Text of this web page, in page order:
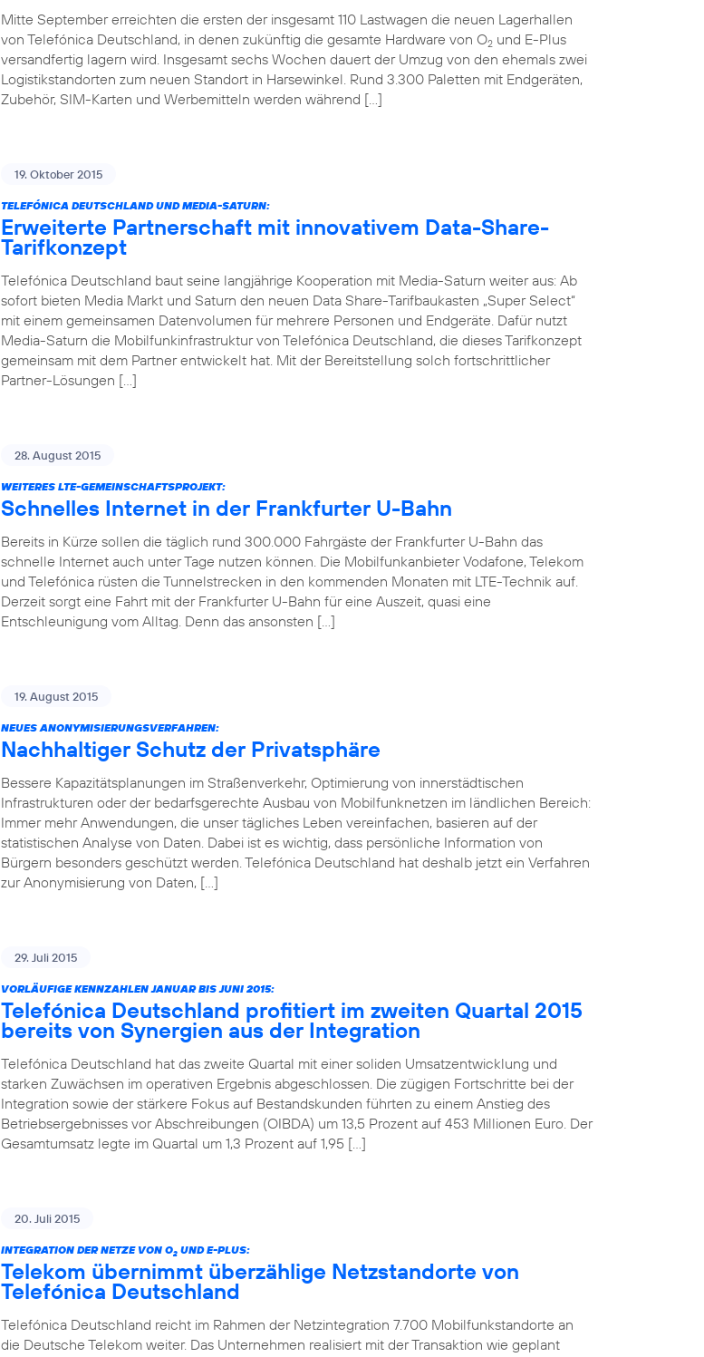
Mitte September erreichten die ersten der insgesamt 110 Lastwagen die neuen Lagerhallen
von Telefónica Deutschland, in denen zukünftig die gesamte Hardware von O2 und E-Plus
versandfertig lagern wird. Insgesamt sechs Wochen dauert der Umzug von den ehemals zwei
Logistikstandorten zum neuen Standort in Harsewinkel. Rund 3.300 Paletten mit Endgeräten,
Zubehör, SIM-Karten und Werbemitteln werden während […]
19. Oktober 2015
TELEFÓNICA DEUTSCHLAND UND MEDIA-SATURN:
Erweiterte Partnerschaft mit innovativem Data-Share-
Tarifkonzept
Telefónica Deutschland baut seine langjährige Kooperation mit Media-Saturn weiter aus: Ab
sofort bieten Media Markt und Saturn den neuen Data Share-Tarifbaukasten „Super Select“
mit einem gemeinsamen Datenvolumen für mehrere Personen und Endgeräte. Dafür nutzt
Media-Saturn die Mobilfunkinfrastruktur von Telefónica Deutschland, die dieses Tarifkonzept
gemeinsam mit dem Partner entwickelt hat. Mit der Bereitstellung solch fortschrittlicher
Partner-Lösungen […]
28. August 2015
WEITERES LTE-GEMEINSCHAFTSPROJEKT:
Schnelles Internet in der Frankfurter U-Bahn
Bereits in Kürze sollen die täglich rund 300.000 Fahrgäste der Frankfurter U-Bahn das
schnelle Internet auch unter Tage nutzen können. Die Mobilfunkanbieter Vodafone, Telekom
und Telefónica rüsten die Tunnelstrecken in den kommenden Monaten mit LTE-Technik auf.
Derzeit sorgt eine Fahrt mit der Frankfurter U-Bahn für eine Auszeit, quasi eine
Entschleunigung vom Alltag. Denn das ansonsten […]
19. August 2015
NEUES ANONYMISIERUNGSVERFAHREN:
Nachhaltiger Schutz der Privatsphäre
Bessere Kapazitätsplanungen im Straßenverkehr, Optimierung von innerstädtischen
Infrastrukturen oder der bedarfsgerechte Ausbau von Mobilfunknetzen im ländlichen Bereich:
Immer mehr Anwendungen, die unser tägliches Leben vereinfachen, basieren auf der
statistischen Analyse von Daten. Dabei ist es wichtig, dass persönliche Information von
Bürgern besonders geschützt werden. Telefónica Deutschland hat deshalb jetzt ein Verfahren
zur Anonymisierung von Daten, […]
29. Juli 2015
VORLÄUFIGE KENNZAHLEN JANUAR BIS JUNI 2015:
Telefónica Deutschland profitiert im zweiten Quartal 2015
bereits von Synergien aus der Integration
Telefónica Deutschland hat das zweite Quartal mit einer soliden Umsatzentwicklung und
starken Zuwächsen im operativen Ergebnis abgeschlossen. Die zügigen Fortschritte bei der
Integration sowie der stärkere Fokus auf Bestandskunden führten zu einem Anstieg des
Betriebsergebnisses vor Abschreibungen (OIBDA) um 13,5 Prozent auf 453 Millionen Euro. Der
Gesamtumsatz legte im Quartal um 1,3 Prozent auf 1,95 […]
20. Juli 2015
INTEGRATION DER NETZE VON O2 UND E-PLUS:
Telekom übernimmt überzählige Netzstandorte von
Telefónica Deutschland
Telefónica Deutschland reicht im Rahmen der Netzintegration 7.700 Mobilfunkstandorte an
die Deutsche Telekom weiter. Das Unternehmen realisiert mit der Transaktion wie geplant